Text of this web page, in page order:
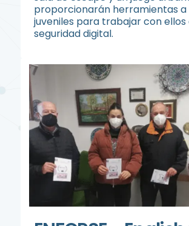
proporcionarán herramientas a
juveniles para trabajar con ellos
seguridad digital.